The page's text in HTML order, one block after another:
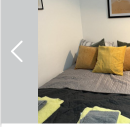
centru grada u blizini
Lokacija:
Beograd
Centar
Gundulicev venac
40 €
Gosti:
m2